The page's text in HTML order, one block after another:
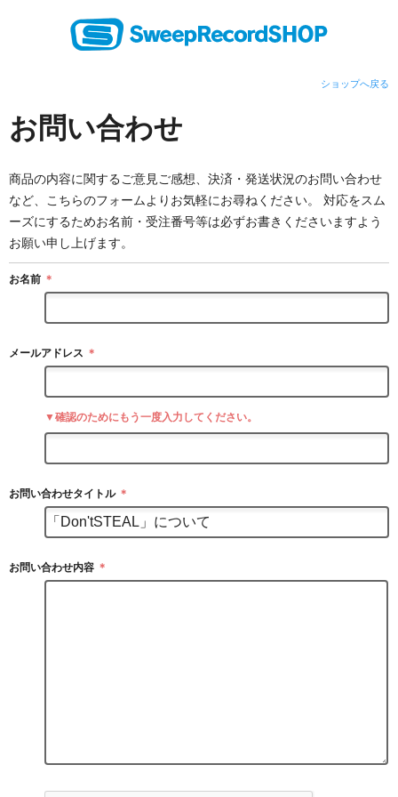
ショップへ戻る
お問い合わせ
商品の内容に関するご意見ご感想、決済・発送状況のお問い合わせ
など、こちらのフォームよりお気軽にお尋ねください。 対応をスム
ーズにするためお名前・受注番号等は必ずお書きくださいますよう
お願い申し上げます。
お名前 ＊
メールアドレス ＊
▼確認のためにもう一度入力してください。
お問い合わせタイトル ＊
お問い合わせ内容 ＊